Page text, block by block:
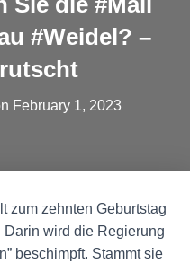
#Weidel? –
February 1, 2023
zum zehnten Geburtstag
wird die Regierung
beschimpft. Stammt sie